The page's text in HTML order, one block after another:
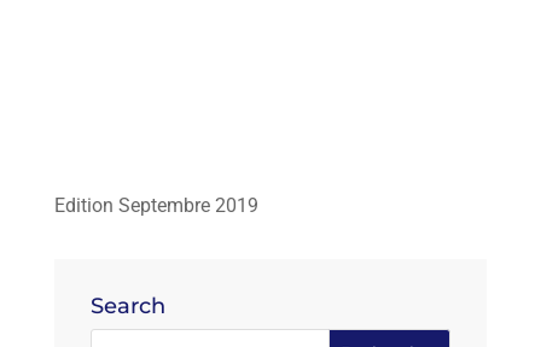
Search
Edition Septembre 2019